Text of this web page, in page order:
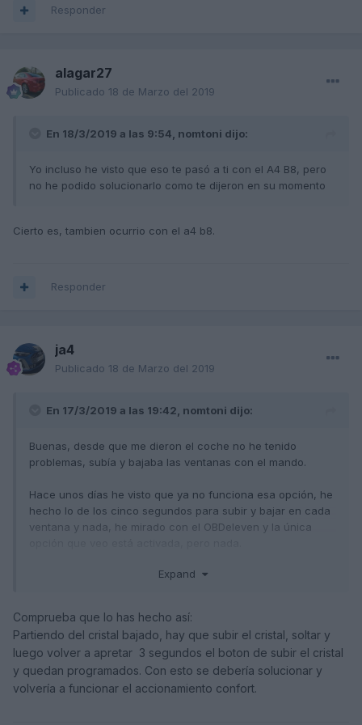
Responder
alagar27
Publicado 18 de Marzo del 2019
En 18/3/2019 a las 9:54, nomtoni dijo:
Yo incluso he visto que eso te pasó a ti con el A4 B8, pero
no he podido solucionarlo como te dijeron en su momento
Cierto es, tambien ocurrio con el a4 b8.
Responder
ja4
Publicado 18 de Marzo del 2019
En 17/3/2019 a las 19:42, nomtoni dijo:
Buenas, desde que me dieron el coche no he tenido
problemas, subía y bajaba las ventanas con el mando.
Hace unos días he visto que ya no funciona esa opción, he
hecho lo de los cinco segundos para subir y bajar en cada
ventana y nada, he mirado con el OBDeleven y la única
Hay alguna opción más? las ventanillas suben y bajan bien
Expand
Comprueba que lo has hecho así:
Partiendo del cristal bajado, hay que subir el cristal, soltar y
luego volver a apretar 3 segundos el boton de subir el cristal
y quedan programados. Con esto se debería solucionar y
volvería a funcionar el accionamiento confort.